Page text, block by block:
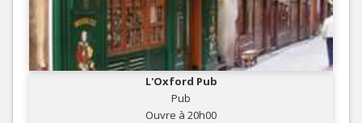
L'Oxford Pub
Pub
Ouvre à 20h00